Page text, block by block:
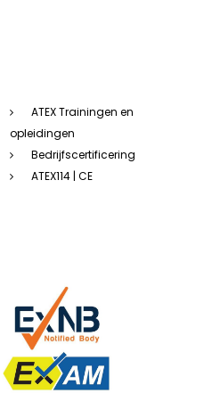
ATEX Trainingen en
opleidingen
Bedrijfscertificering
ATEX114 | CE